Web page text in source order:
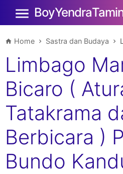
Boy Yendra
Home Sastra dan Budaya
Limbago
Bicaro (
Tatakrama
Berbicara )
Bundo